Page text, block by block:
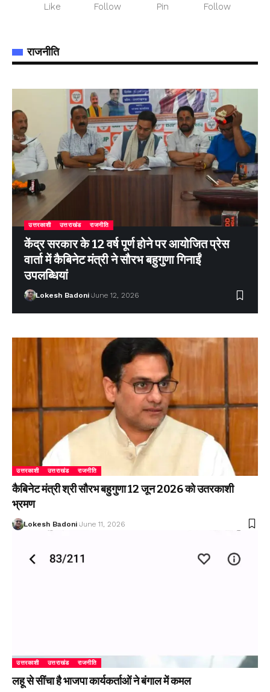
Like Follow Pin Follow
राजनीति
उत्तरकाशी उत्तराखंड राजनीति
केंद्र सरकार के 12 वर्ष पूर्ण होने पर आयोजित प्रेस
वार्ता में कैबिनेट मंत्री ने सौरभ बहुगुणा गिनाईं
उपलब्धियां
Lokesh Badoni June 12, 2026
उत्तरकाशी उत्तराखंड राजनीति
कैबिनेट मंत्री श्री सौरभ बहुगुणा 12 जून 2026 को उतरकाशी
भ्रमण
Lokesh Badoni June 11, 2026
उत्तरकाशी उत्तराखंड राजनीति
लहू से सींचा है भाजपा कार्यकर्ताओं ने बंगाल में कमल